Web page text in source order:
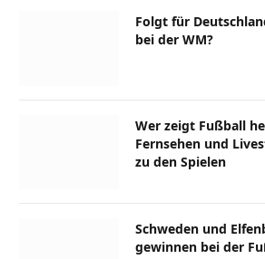
Folgt für
bei der WM?
Wer zeigt Fußball
Fernsehen und
zu den Spielen
Schweden und
gewinnen bei der